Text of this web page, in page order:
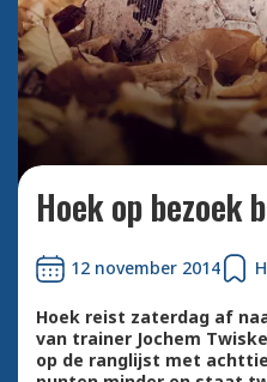
Hoek op bezoek
12 november 2014
Hoek reist zaterdag af
van trainer Jochem
op de ranglijst met